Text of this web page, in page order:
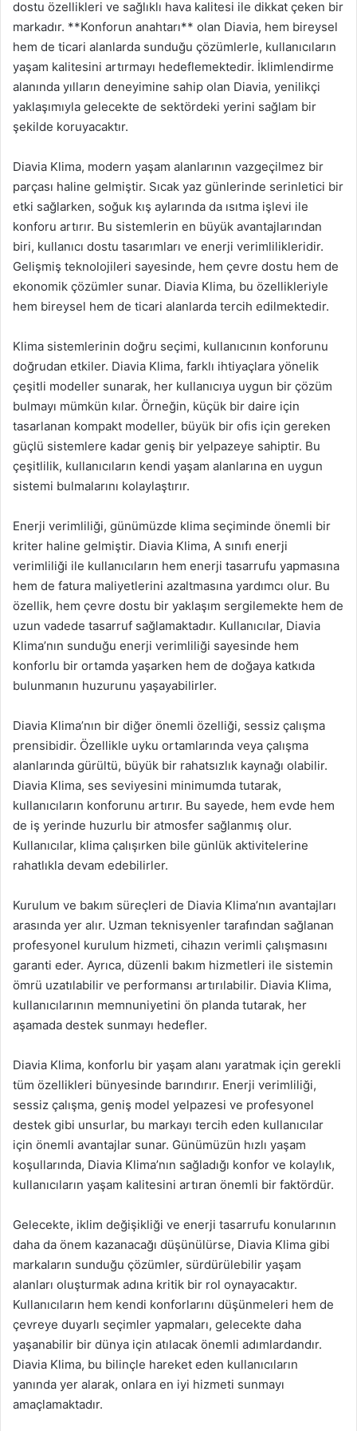
dostu özellikleri ve sağlıklı hava kalitesi ile dikkat çeken bir
markadır. **Konforun anahtarı** olan Diavia, hem bireysel
hem de ticari alanlarda sunduğu çözümlerle, kullanıcıların
yaşam kalitesini artırmayı hedeflemektedir. İklimlendirme
alanında yılların deneyimine sahip olan Diavia, yenilikçi
yaklaşımıyla gelecekte de sektördeki yerini sağlam bir
şekilde koruyacaktır.
Diavia Klima, modern yaşam alanlarının vazgeçilmez bir
parçası haline gelmiştir. Sıcak yaz günlerinde serinletici bir
etki sağlarken, soğuk kış aylarında da ısıtma işlevi ile
konforu artırır. Bu sistemlerin en büyük avantajlarından
biri, kullanıcı dostu tasarımları ve enerji verimlilikleridir.
Gelişmiş teknolojileri sayesinde, hem çevre dostu hem de
ekonomik çözümler sunar. Diavia Klima, bu özellikleriyle
hem bireysel hem de ticari alanlarda tercih edilmektedir.
Klima sistemlerinin doğru seçimi, kullanıcının konforunu
doğrudan etkiler. Diavia Klima, farklı ihtiyaçlara yönelik
çeşitli modeller sunarak, her kullanıcıya uygun bir çözüm
bulmayı mümkün kılar. Örneğin, küçük bir daire için
tasarlanan kompakt modeller, büyük bir ofis için gereken
güçlü sistemlere kadar geniş bir yelpazeye sahiptir. Bu
çeşitlilik, kullanıcıların kendi yaşam alanlarına en uygun
sistemi bulmalarını kolaylaştırır.
Enerji verimliliği, günümüzde klima seçiminde önemli bir
kriter haline gelmiştir. Diavia Klima, A sınıfı enerji
verimliliği ile kullanıcıların hem enerji tasarrufu yapmasına
hem de fatura maliyetlerini azaltmasına yardımcı olur. Bu
özellik, hem çevre dostu bir yaklaşım sergilemekte hem de
uzun vadede tasarruf sağlamaktadır. Kullanıcılar, Diavia
Klima’nın sunduğu enerji verimliliği sayesinde hem
konforlu bir ortamda yaşarken hem de doğaya katkıda
bulunmanın huzurunu yaşayabilirler.
Diavia Klima’nın bir diğer önemli özelliği, sessiz çalışma
prensibidir. Özellikle uyku ortamlarında veya çalışma
alanlarında gürültü, büyük bir rahatsızlık kaynağı olabilir.
Diavia Klima, ses seviyesini minimumda tutarak,
kullanıcıların konforunu artırır. Bu sayede, hem evde hem
de iş yerinde huzurlu bir atmosfer sağlanmış olur.
Kullanıcılar, klima çalışırken bile günlük aktivitelerine
rahatlıkla devam edebilirler.
Kurulum ve bakım süreçleri de Diavia Klima’nın avantajları
arasında yer alır. Uzman teknisyenler tarafından sağlanan
profesyonel kurulum hizmeti, cihazın verimli çalışmasını
garanti eder. Ayrıca, düzenli bakım hizmetleri ile sistemin
ömrü uzatılabilir ve performansı artırılabilir. Diavia Klima,
kullanıcılarının memnuniyetini ön planda tutarak, her
aşamada destek sunmayı hedefler.
Diavia Klima, konforlu bir yaşam alanı yaratmak için gerekli
tüm özellikleri bünyesinde barındırır. Enerji verimliliği,
sessiz çalışma, geniş model yelpazesi ve profesyonel
destek gibi unsurlar, bu markayı tercih eden kullanıcılar
için önemli avantajlar sunar. Günümüzün hızlı yaşam
koşullarında, Diavia Klima’nın sağladığı konfor ve kolaylık,
kullanıcıların yaşam kalitesini artıran önemli bir faktördür.
Gelecekte, iklim değişikliği ve enerji tasarrufu konularının
daha da önem kazanacağı düşünülürse, Diavia Klima gibi
markaların sunduğu çözümler, sürdürülebilir yaşam
alanları oluşturmak adına kritik bir rol oynayacaktır.
Kullanıcıların hem kendi konforlarını düşünmeleri hem de
çevreye duyarlı seçimler yapmaları, gelecekte daha
yaşanabilir bir dünya için atılacak önemli adımlardandır.
Diavia Klima, bu bilinçle hareket eden kullanıcıların
yanında yer alarak, onlara en iyi hizmeti sunmayı
amaçlamaktadır.